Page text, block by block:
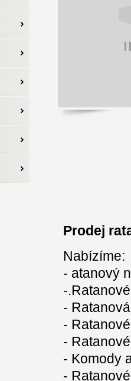
Prodej
Nabízíme:
- atanový
-
-
-
-
- Komody
-